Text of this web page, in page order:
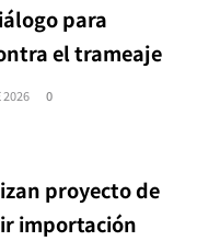
para
el trameaje
2026 0
proyecto de
importación